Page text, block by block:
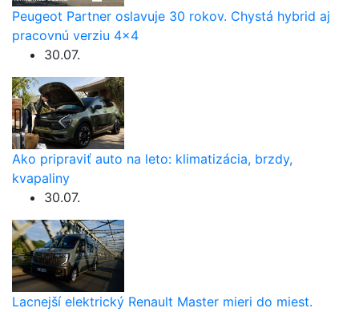
Peugeot Partner oslavuje 30 rokov. Chystá hybrid aj
pracovnú verziu 4×4
30.07.
Ako pripraviť auto na leto: klimatizácia, brzdy,
kvapaliny
30.07.
Lacnejší elektrický Renault Master mieri do miest.